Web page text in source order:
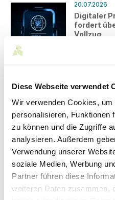
Diese Webseite verwendet
Wir verwenden Cookies,
personalisieren, Funktionen
zu können und die Zugriffe
analysieren. Außerdem
Verwendung unserer
soziale Medien, Werbung
Partner führen diese
weiteren Daten zusammen,
Fachkräfte
Erleben
und
Schulwelt.
20.07.2026
Digitaler
fordert
Vollzug
Anlässlich
mit
wirksamer
fairer
20.07.2026
2026/
Wir
2026/1778
Rahmen
(ESPR).
20.07.2026
EUDR: